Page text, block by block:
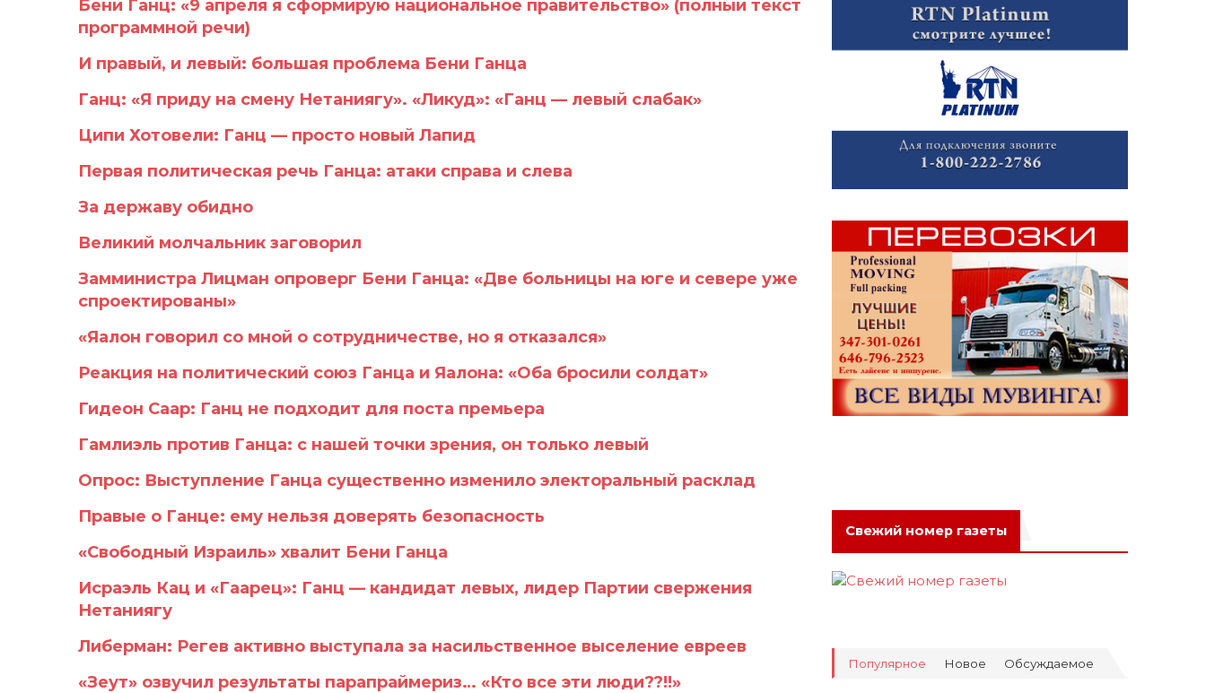
ссылки.
2019
Бени Ганц: «9 апреля я сформирую национальное правительство» (полный текст
программной речи)
И правый, и левый: большая проблема Бени Ганца
Ганц: «Я приду на смену Нетаниягу». «Ликуд»: «Ганц — левый слабак»
Ципи Хотовели: Ганц — просто новый Лапид
Первая политическая речь Ганца: атаки справа и слева
За державу обидно
Великий молчальник заговорил
Замминистра Лицман опроверг Бени Ганца: «Две больницы на юге и севере уже
спроектированы»
«Яалон говорил со мной о сотрудничестве, но я отказался»
Реакция на политический союз Ганца и Яалона: «Оба бросили солдат»
Гидеон Саар: Ганц не подходит для поста премьера
Гамлиэль против Ганца: с нашей точки зрения, он только левый
Опрос: Выступление Ганца существенно изменило электоральный расклад
Правые о Ганце: ему нельзя доверять безопасность
«Свободный Израиль» хвалит Бени Ганца
Исраэль Кац и «Гаарец»: Ганц — кандидат левых, лидер Партии свержения
Нетаниягу
Либерман: Регев активно выступала за насильственное выселение евреев
«Зеут» озвучил результаты парапраймериз… «Кто все эти люди??!!»
Свежий номер газеты
Популярное Новое Обсуждаемое